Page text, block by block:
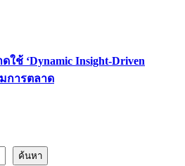
ช้ ‘Dynamic Insight-Driven
การตลาด
ค้นหา